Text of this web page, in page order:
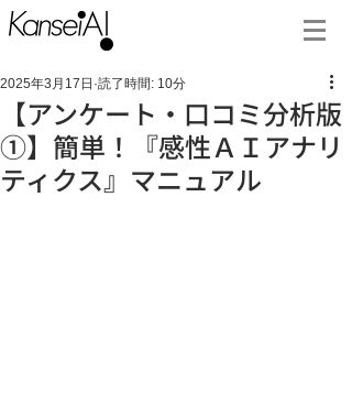
【アンケート・口コミ分析版
①】簡単！『感性ＡＩアナリ
ティクス』マニュアル
2025年3月17日 読了時間: 10分